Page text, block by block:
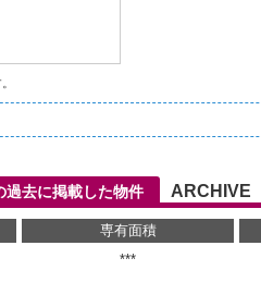
過去に掲載した物件 ARCHIVE
専有面積
***